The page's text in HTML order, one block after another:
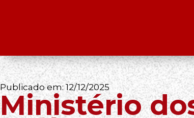
Publicado em:12/12/2025
Ministério